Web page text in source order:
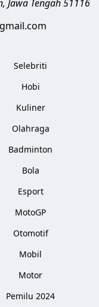
, Jawa Tengah51116
Selebriti
Hobi
Kuliner
Olahraga
Badminton
Bola
Esport
MotoGP
Otomotif
Mobil
Motor
Pemilu 2024